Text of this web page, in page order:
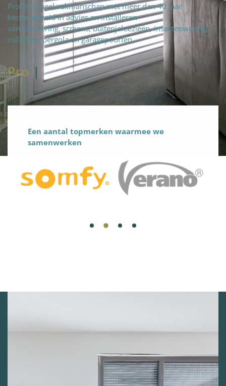
Professioneel vakmanschap met meer dan 40 jaar
bedrevenheid in advies en installeren
van zonwering, screens, buitenjaloezieën, insectenwering,
rolluiken, pergola en garagepoorten.
Pro fteam|
Een aantal topmerken waarmee we
samenwerken